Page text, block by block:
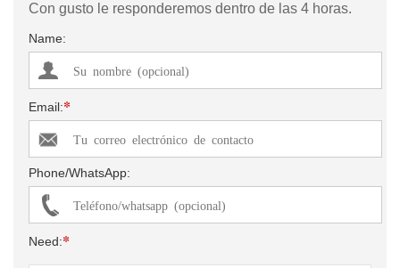
Con gusto le responderemos dentro de las 4 horas.
Name:
Email:*
Phone/WhatsApp:
Need:*